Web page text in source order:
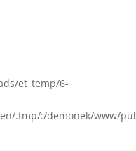
et_temp/6-
.tmp/:/demonek/